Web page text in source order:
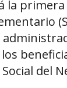
la primera
del